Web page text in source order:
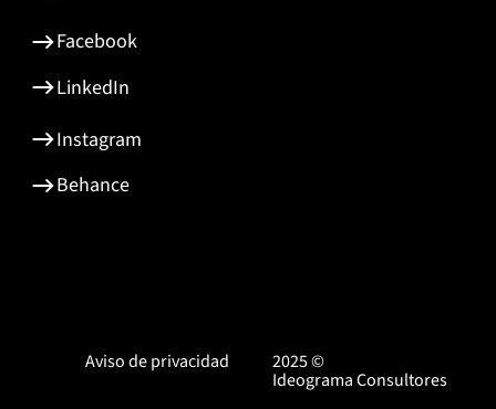
Aviso de privacidad 2025 ©
Ideograma Consultores
LinkedIn
Facebook
Instagram
Behance